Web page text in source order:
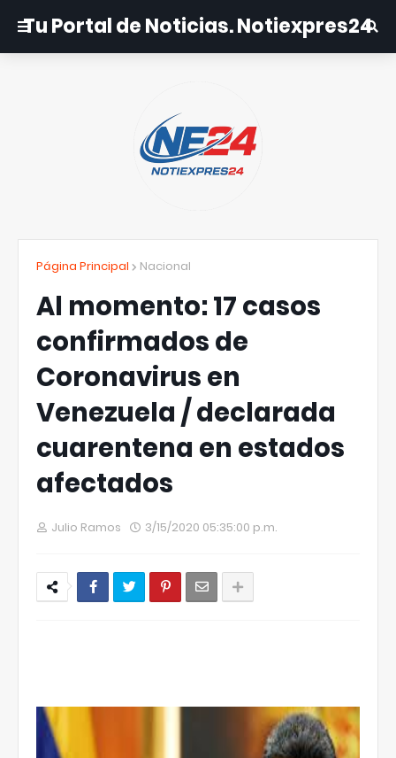
Tu Portal de Noticias. Notiexpres24
Página Principal Nacional
Al momento: 17 casos
confirmados de
Coronavirus en
Venezuela / declarada
cuarentena en estados
afectados
Julio Ramos 3/15/2020 05:35:00 p.m.